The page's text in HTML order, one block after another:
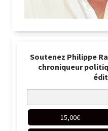
Soutenez Philippe
chroniqueur
15,00€